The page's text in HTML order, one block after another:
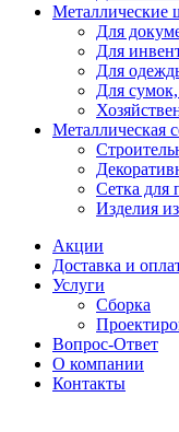
Металлические
Для
Для
Для
Для
Металлическая
Сетка для
Изделия
Акции
Доставка и
Услуги
Сборка
Вопрос-Ответ
О компании
Контакты